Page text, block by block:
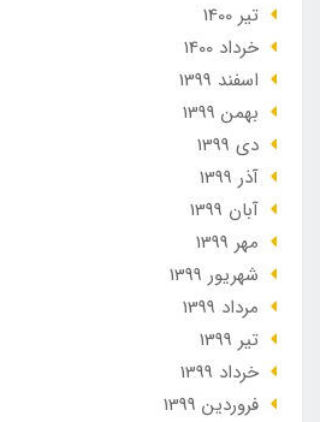
تير 1400
خرداد 1400
اسفند 1399
بهمن 1399
دی 1399
آذر 1399
آبان 1399
مهر 1399
شهریور 1399
مرداد 1399
تير 1399
خرداد 1399
فروردین 1399